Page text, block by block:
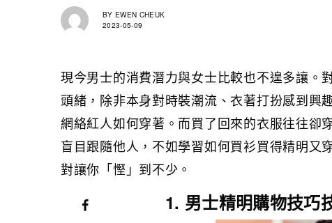
BY EWEN CHEUK
2023-05-09
現今男士的消費潛力與女士比較也不遑多讓。
頭緒，除非本身對時裝潮流、衣著打扮感到
網絡紅人如何穿著。而買了回來的衣服往往卻
盲目跟隨他人，不如學習如何買衫買得精明又
對讓你「慳」到不少。
1. 男士精明購物技巧